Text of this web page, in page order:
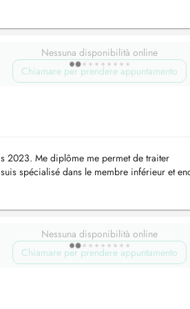
Nessuna disponibilità online
Chiamare per prendere appuntamento
2023. Me diplôme me permet de traiter
spécialisé dans le membre inférieur et
Nessuna disponibilità online
Chiamare per prendere appuntamento